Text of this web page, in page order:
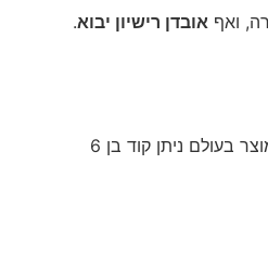
ואף אובדן רישיון יבוא.
מערכת הסיווג מבוססת על תקן בינלאומי – Harmonized System – המנוהל על ידי ארגון המכס העולמי. לכל מוצר בעולם ניתן קוד בן 6